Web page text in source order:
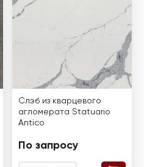
Слэб из кварцевого
агломерата Statuario
Antico
По запросу